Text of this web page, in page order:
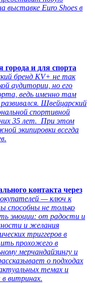
выставке Euro Shoes в
города и для спорта
бренд KV+ не так
аудитории, но его
ведь именно там
Швейцарский
спортивной
35 лет. При этом
экипировки всегда
контакта через
— ключ к
способны не только
эмоции: от радости и
и желания
триггеров в
прохожего в
мерчандайзингу и
о подходах
темах и
витринах.